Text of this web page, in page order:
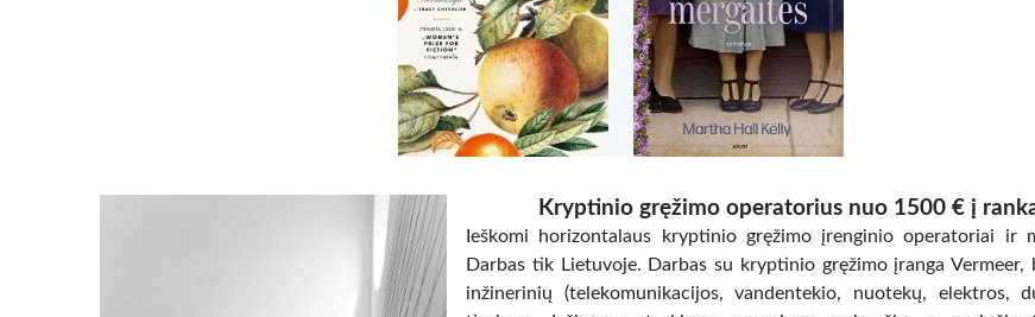
Kryptinio gręžimo operatorius nuo 1500 € į
Ieškomi horizontalaus kryptinio gręžimo įrenginio operatoriai ir
Darbas tik Lietuvoje. Darbas su kryptinio gręžimo įranga Vermeer,
inžinerinių (telekomunikacijos, vandentekio, nuotekų, elektros,